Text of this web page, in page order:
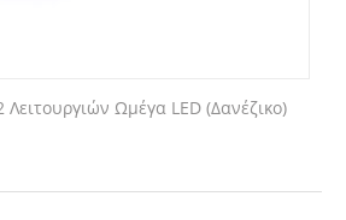
Ωμέγα LED (Δανέζικο)